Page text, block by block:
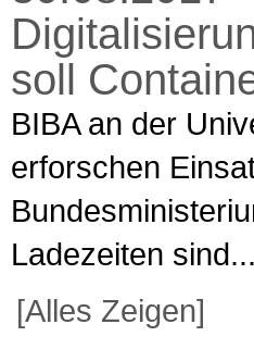
soll
BIBA an der
erforschen
Ladezeiten sind...
[Alles Zeigen]